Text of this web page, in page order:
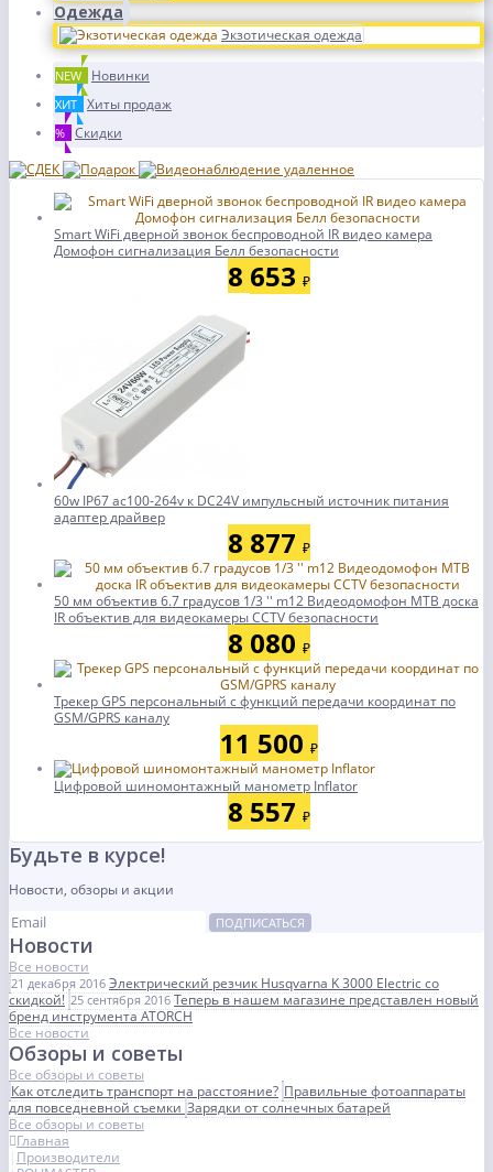
Одежда
Экзотическая одежда
NEW Новинки
ХИТ Хиты продаж
% Скидки
Smart WiFi дверной звонок беспроводной IR видео камера
Домофон сигнализация Белл безопасности
8 653 ₽
60w IP67 ac100-264v к DC24V импульсный источник питания
адаптер драйвер
8 877 ₽
50 мм объектив 6.7 градусов 1/3 '' m12 Видеодомофон МТВ доска
IR объектив для видеокамеры CCTV безопасности
8 080 ₽
Трекер GPS персональный с функций передачи координат по
GSM/GPRS каналу
11 500 ₽
Цифровой шиномонтажный манометр Inflator
8 557 ₽
Будьте в курсе!
Новости, обзоры и акции
ПОДПИСАТЬСЯ
Новости
Все новости
21 декабря 2016 Электрический резчик Husqvarna K 3000 Electric со
скидкой! 25 сентября 2016 Теперь в нашем магазине представлен новый
бренд инструмента ATORCH
Все новости
Обзоры и советы
Все обзоры и советы
Как отследить транспорт на расстояние? Правильные фотоаппараты
для повседневной съемкиЗарядки от солнечных батарей
Все обзоры и советы
Главная
Производители